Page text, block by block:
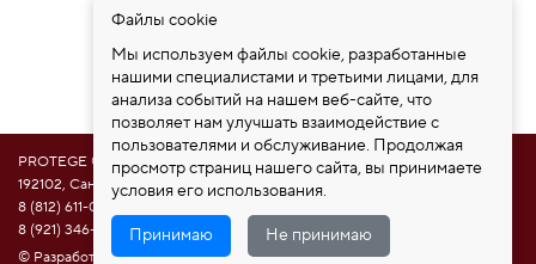
PROTEGE ®
192102, Санкт-Петербург, ул. Самойловой 5, ПСК "Нобелевская дорога"
8 (812) 611-08-81
8 (921) 346-85-39
© Разработка сайта НАМ ИНТЕРЕСНО
Файлы cookie
Мы используем файлы cookie, разработанные
нашими специалистами и третьими лицами, для
анализа событий на нашем веб-сайте, что
позволяет нам улучшать взаимодействие с
пользователями и обслуживание. Продолжая
просмотр страниц нашего сайта, вы принимаете
условия его использования.
Принимаю Не принимаю